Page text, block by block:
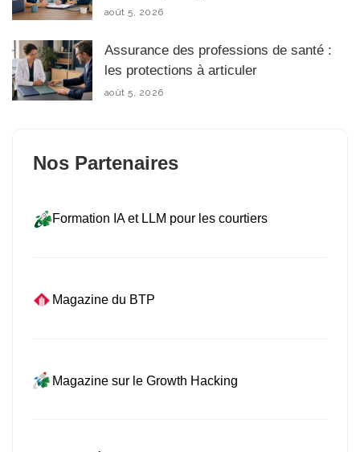
août 5, 2026
Assurance des professions de santé :
les protections à articuler
août 5, 2026
Nos Partenaires
Formation IA et LLM pour les courtiers
Magazine du BTP
Magazine sur le Growth Hacking